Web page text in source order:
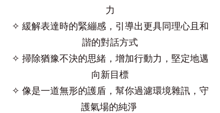
力
✧ 緩解表達時的緊繃感，引導出更具同理心且和
諧的對話方式
✧ 掃除猶豫不決的思緒，增加行動力，堅定地邁
向新目標
✧ 像是一道無形的護盾，幫你過濾環境雜訊，守
護氣場的純淨